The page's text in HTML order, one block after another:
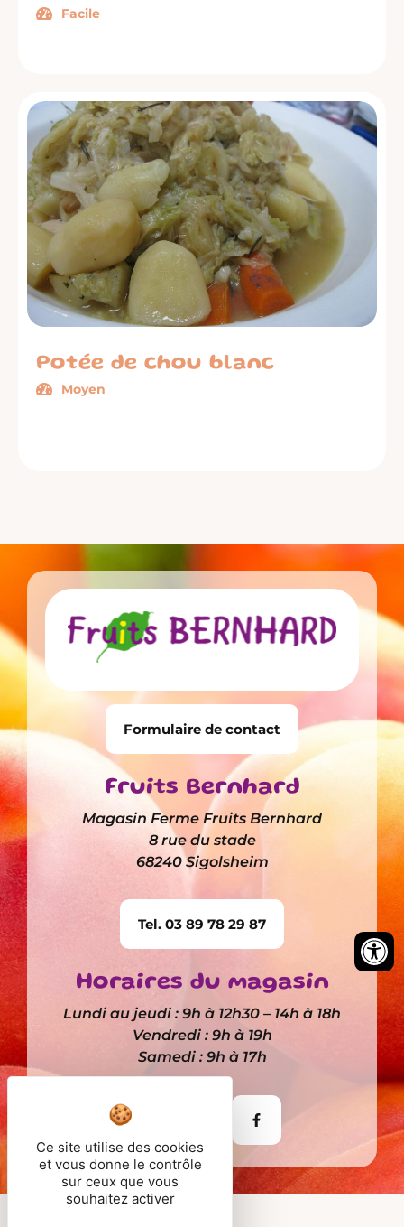
Facile
Potée de chou blanc
Moyen
Formulaire de contact
Fruits Bernhard
Magasin Ferme Fruits Bernhard
8 rue du stade
68240 Sigolsheim
Tel. 03 89 78 29 87
Horaires du magasin
Lundi au jeudi : 9h à 12h30 – 14h à 18h
Vendredi : 9h à 19h
Samedi : 9h à 17h
Ce site utilise des cookies
et vous donne le contrôle
sur ceux que vous
souhaitez activer